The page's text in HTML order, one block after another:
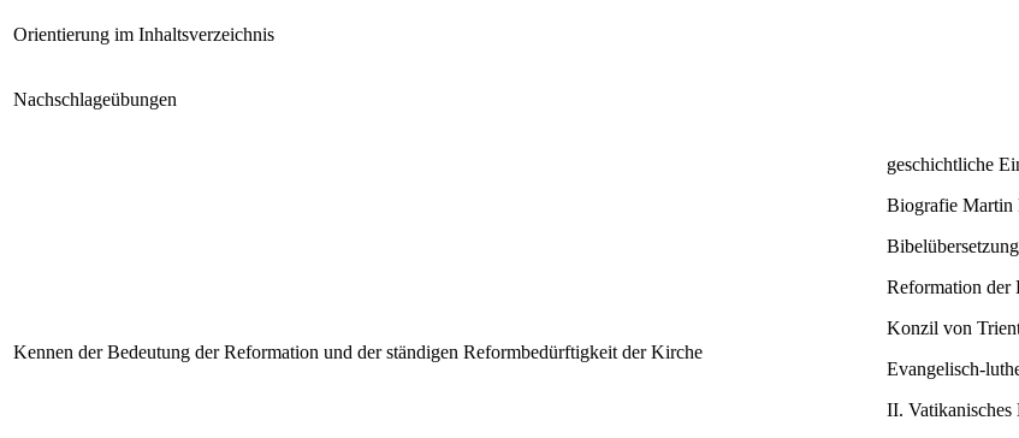
Orientierung im Inhaltsverzeichnis
Nachschlageübungen
Kennen der Bedeutung der Reformation und der ständigen Reformbedürftigkeit der Kirche
geschichtliche
Biografie Martin
Bibelübersetzung
Reformation der
Konzil von
Evangelisch-
II. Vatikanisches